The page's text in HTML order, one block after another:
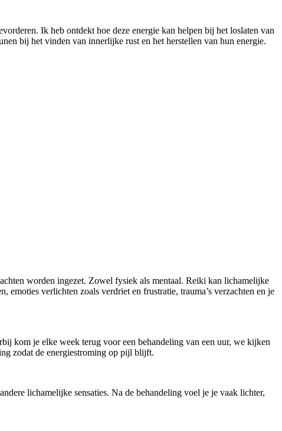
Ik heb ontdekt hoe deze energie kan helpen bij het loslaten van
bij het vinden van innerlijke rust en het herstellen van hun energie.
worden ingezet. Zowel fysiek als mentaal. Reiki kan lichamelijke
verlichten zoals verdriet en frustratie, trauma’s verzachten en je
kom je elke week terug voor een behandeling van een uur, we kijken
zodat de energiestroming op pijl blijft.
lichamelijke sensaties. Na de behandeling voel je je vaak lichter,